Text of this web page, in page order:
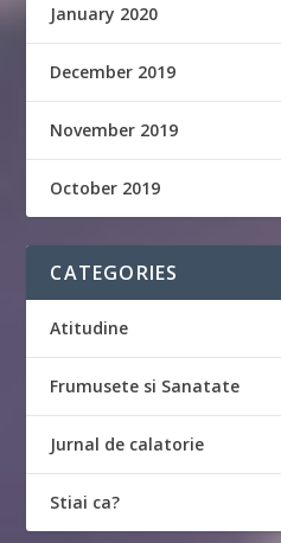
January 2020
December 2019
November 2019
October 2019
CATEGORIES
Atitudine
Frumusete si Sanatate
Jurnal de calatorie
Stiai ca?